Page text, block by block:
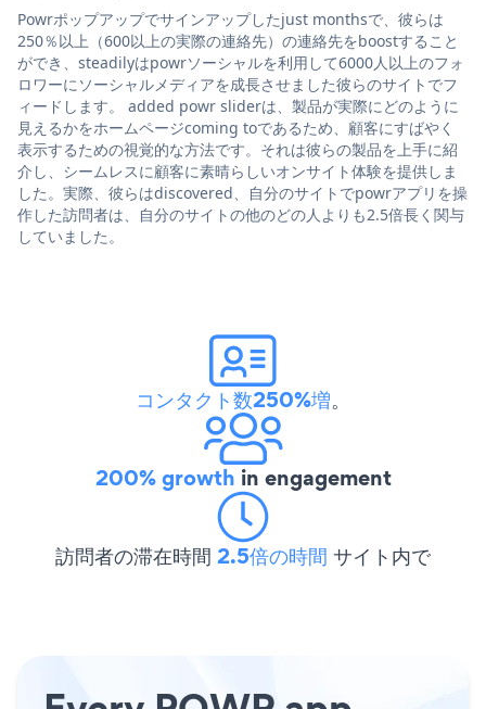
Powrポップアップでサインアップしたjust monthsで、彼らは
250％以上（600以上の実際の連絡先）の連絡先をboostすること
ができ、steadilyはpowrソーシャルを利用して6000人以上のフォ
ロワーにソーシャルメディアを成長させました彼らのサイトでフ
ィードします。 added powr sliderは、製品が実際にどのように
見えるかをホームページcoming toであるため、顧客にすばやく
表示するための視覚的な方法です。それは彼らの製品を上手に紹
介し、シームレスに顧客に素晴らしいオンサイト体験を提供しま
した。実際、彼らはdiscovered、自分のサイトでpowrアプリを操
作した訪問者は、自分のサイトの他のどの人よりも2.5倍長く関与
していました。
コンタクト数250%増。
200% growth in engagement
訪問者の滞在時間 2.5倍の時間 サイト内で